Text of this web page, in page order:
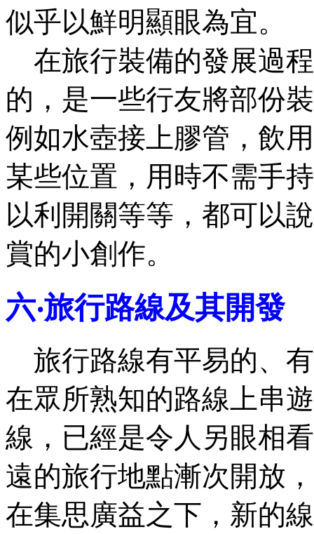
似乎以鮮明顯眼為宜。
在旅行裝備的發展過
的，是一些行友將部份
例如水壺接上膠管，飲
某些位置，用時不需手
以利開關等等，都可以
賞的小創作。
六‧旅行路線及其開發
旅行路線有平易的、
在眾所熟知的路線上串
線，已經是令人另眼相
遠的旅行地點漸次開放
在集思廣益之下，新的